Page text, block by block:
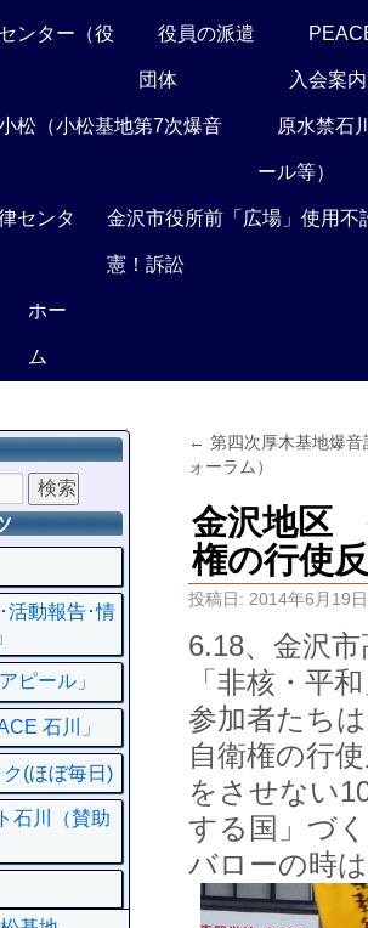
ンター（役 役員の派遣
団体 入会案内
松（小松基地第7次爆音 原水禁石
ール等）
センタ 金沢市役所前「広場」使用不
憲！訴訟
ホー
ム
← 第四次厚木基地爆
ォーラム）
金沢地区
権の行使
投稿日: 2014年6月19日
6.18、金沢
「非核・平
参加者たち
自衛権の行
をさせない
する国」づ
バローの時
活動報告･情
ピール」
石川」
(ほぼ毎日)
石川（賛助